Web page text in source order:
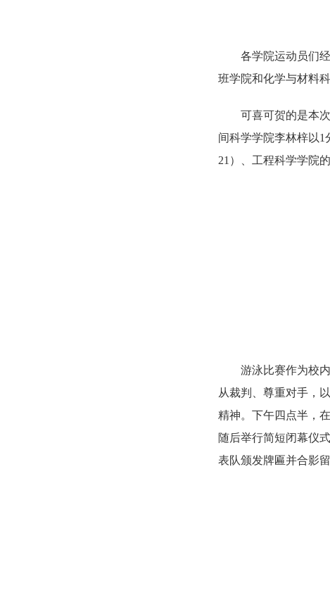
各学院运动员们
班学院和化学与材料
可喜可贺的是本
间科学学院李林梓以1
21）、工程科学学院
游泳比赛作为校
从裁判、尊重对手，
精神。下午四点半，
随后举行简短闭幕仪
表队颁发牌匾并合影留